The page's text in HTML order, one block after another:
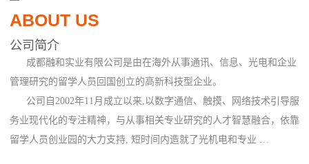
ABOUT US
公司简介
成都融和实业有限公司是由在海外从事通讯、信息、光电和企业
管理研究的留学人员回国创立的高新科技型企业。
公司自2002年11月成立以来,以数字通信、触摸、网络技术引导服
务业现代化的专注精神，与从事相关专业研究的人才智慧融合，依靠
留学人员创业园的大力支持, 短时间内造就了光机电和专业 …